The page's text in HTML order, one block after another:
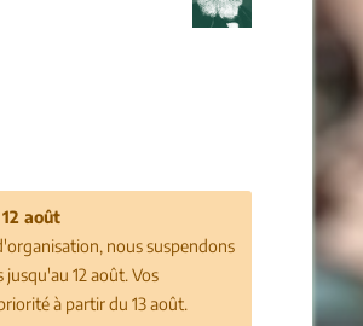
août
nous suspendons
12 août. Vos
à partir du 13 août.